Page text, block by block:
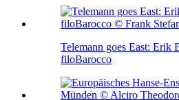
Telemann goes East: Erik
filoBarocco